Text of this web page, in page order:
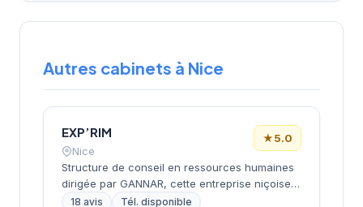
Autres cabinets à Nice
EXP’RIM
Nice
★5.0
Structure de conseil en ressources humaines
dirigée par GANNAR, cette entreprise niçoise
intervient dans le recrutement et
18 avis
Tél. disponible